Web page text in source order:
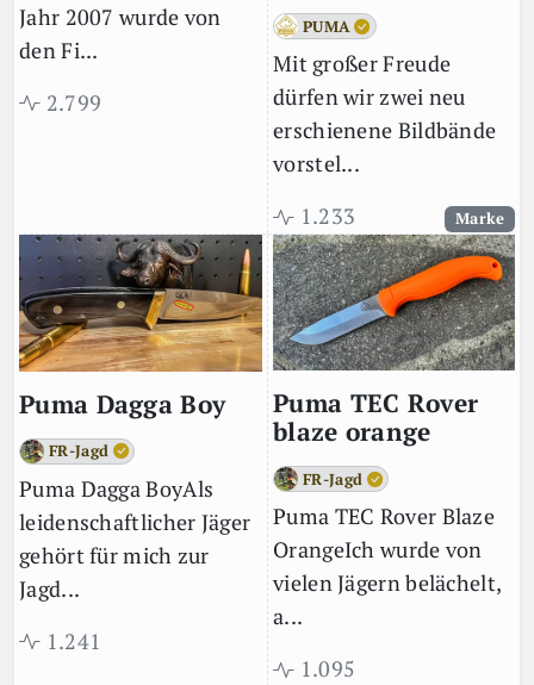
Jahr 2007 wurde von
den Fi...
2.799
PUMA
Mit großer Freude
dürfen wir zwei neu
erschienene Bildbände
vorstel...
1.233
Marke
Puma Dagga Boy
FR-Jagd
Puma Dagga BoyAls
leidenschaftlicher Jäger
gehört für mich zur
Jagd...
1.241
Puma TEC Rover
blaze orange
FR-Jagd
Puma TEC Rover Blaze
OrangeIch wurde von
vielen Jägern belächelt,
a...
1.095